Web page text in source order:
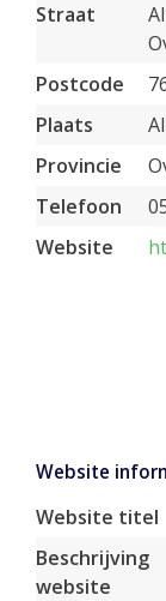
Straat
Postcode
Plaats
Provincie
Telefoon
Website
Website
Website titel
Beschrijving
website